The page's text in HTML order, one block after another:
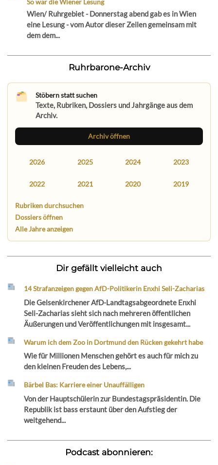
Wien/ Ruhrgebiet - Donnerstag abend gab es in Wien
eine Lesung - vom Autor dieser Zeilen gemeinsam mit
dem dem...
Ruhrbarone-Archiv
Stöbern statt suchen
Texte, Rubriken, Dossiers und Jahrgänge aus dem
Archiv.
Archiv öffnen
2026 2025 2024 2023
2022 2021 2020 2019
Rubriken durchsuchen
Dossiers öffnen
Alle Jahre anzeigen
Dir gefällt vielleicht auch
14 Strafanzeigen gegen AfD-Politikerin Enxhi Seli-Zacharias
Die Gelsenkirchener AfD-Landtagsabgeordnete Enxhi
Seli-Zacharias sieht sich nach mehreren öffentlichen
Äußerungen und Veröffentlichungen mit insgesamt...
Warum ich dem Zoo in Dortmund den Rücken gekehrt habe
Wie für Millionen Menschen gehört es auch für mich zu
den kleinen Freuden des Lebens,...
Bärbel Bas: Karriere einer Unauffälligen
Von der Hauptschülerin zur Bundestagspräsidentin. Die
Republik ist bass erstaunt über den Aufstieg der
weitgehend...
Podcast abonnieren: